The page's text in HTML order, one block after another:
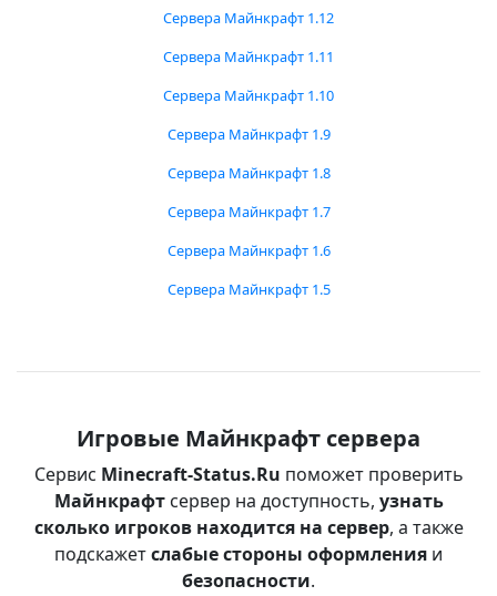
Сервера Майнкрафт 1.12
Сервера Майнкрафт 1.11
Сервера Майнкрафт 1.10
Сервера Майнкрафт 1.9
Сервера Майнкрафт 1.8
Сервера Майнкрафт 1.7
Сервера Майнкрафт 1.6
Сервера Майнкрафт 1.5
Игровые Майнкрафт сервера
Сервис Minecraft-Status.Ru поможет проверить
Майнкрафтсервер на доступность, узнать
сколько игроков находится на сервер, а также
подскажетслабые стороны оформления и
безопасности.